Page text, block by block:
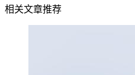
相关文章推荐